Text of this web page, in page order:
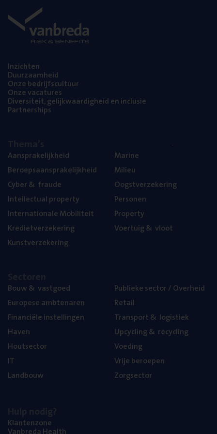
Inzich­ten
Duur­zaam­heid
Onze bedrijfs­cul­tuur
Onze vaca­tu­res
Diver­si­teit, gelijk­waar­dig­heid en inclusie
Part­ner­ships
Aan­spra­ke­lijk­heid
Beroeps­aan­spra­ke­lijk­heid
Cyber& fraude
Intel­lec­tu­al property
Inter­na­ti­o­na­le Mobiliteit
Kre­diet­ver­ze­ke­ring
Kunst­ver­ze­ke­ring
Mari­ne
Mili­eu
Oogst­ver­ze­ke­ring
Per­so­nen
Pro­per­ty
Voer­tuig& vloot
Bouw& vastgoed
Euro­pe­se ambtenaren
Finan­ci­ë­le instellingen
Haven
Hout­sec­tor
IT
Land­bouw
Publie­ke sec­tor / Overheid
Retail
Trans­port& logistiek
Upcy­cling& recycling
Voe­ding
Vrije beroe­pen
Zorg­sec­tor
Klan­ten­zo­ne
Van­b­re­da Health